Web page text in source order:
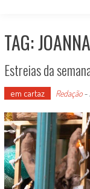
TAG:
Estreias da
em cartaz Redação-